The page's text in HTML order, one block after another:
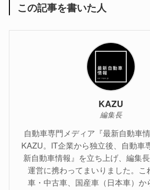
この記事を書いた人
KAZU
編集長
自動車専門メディア『最新自動車
KAZU。IT企業から独立後、自動車
新自動車情報』を立ち上げ、編集
運営に携わってまいりました。こ
車・中古車、国産車（日本車）か